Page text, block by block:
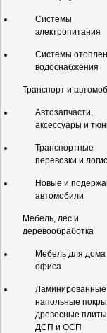
Системы
электропитания
Системы
водоснабжения
Транспорт и
Автозапчасти,
аксессуары и
Транспортные
перевозки и
Новые и
автомобили
Мебель, лес и
деревообработка
Мебель для дома
офиса
Ламинированные
напольные
древесные
ДСП и ОСП